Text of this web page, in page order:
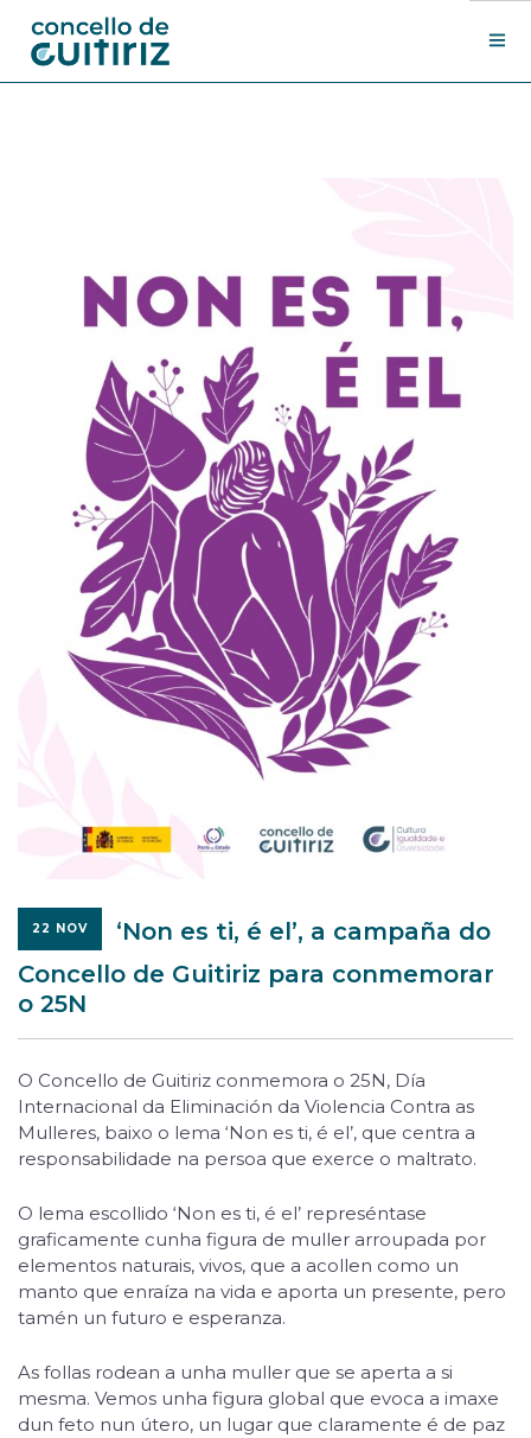
Sede electrónica
22 NOV
‘Non es ti, é el’, a campaña do
Concello de Guitiriz para conmemorar
o 25N
O Concello de Guitiriz conmemora o 25N, Día
Internacional da Eliminación da Violencia Contra as
Mulleres, baixo o lema ‘Non es ti, é el’, que centra a
responsabilidade na persoa que exerce o maltrato.
O lema escollido ‘Non es ti, é el’ represéntase
graficamente cunha figura de muller arroupada por
elementos naturais, vivos, que a acollen como un
manto que enraíza na vida e aporta un presente, pero
tamén un futuro e esperanza.
As follas rodean a unha muller que se aperta a si
mesma. Vemos unha figura global que evoca a imaxe
dun feto nun útero, un lugar que claramente é de paz